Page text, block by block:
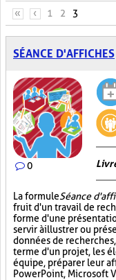
PAGES
« ‹ 1 2 3
SÉANCE D'AFFICHES
0
La formuleSéance
fruit d'un travail de
forme d'une
servir à illustrer ou
données de
terme d'un projet, les
équipe, préparer leur
PowerPoint, Microsoft